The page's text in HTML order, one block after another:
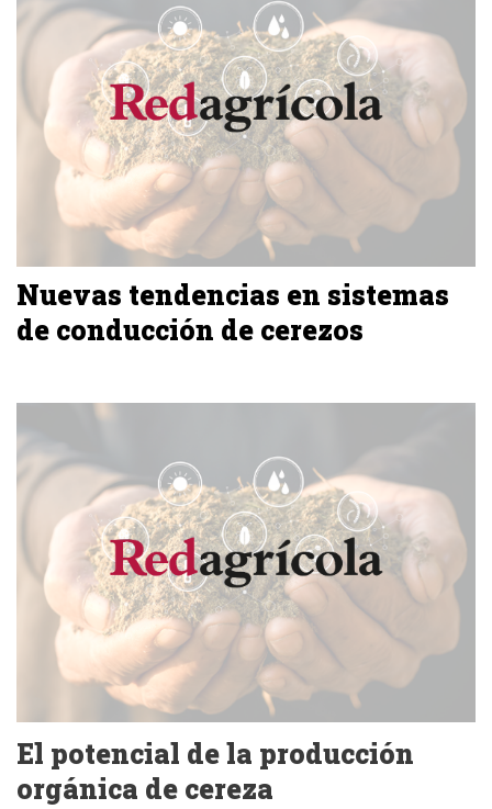
Nuevas tendencias en sistemas
de conducción de cerezos
El potencial de la producción
orgánica de cereza